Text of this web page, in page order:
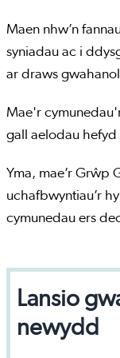
Maen nhw’n
syniadau ac i
ar draws
Mae'r
gall aelodau hefyd
Yma, mae’r Grŵp
uchafbwyntiau’r
cymunedau ers
Lansio
newydd